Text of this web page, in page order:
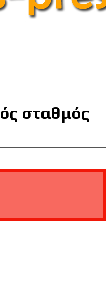
σταθμός